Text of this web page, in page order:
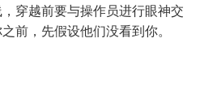
穿越前要与操作员进行眼神交
前，先假设他们没看到你。